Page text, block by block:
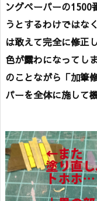
ングペーパーの1500
うとするわけではな
は敢えて完全に修正
色が露わになってし
のことながら「加筆
パーを全体に施して